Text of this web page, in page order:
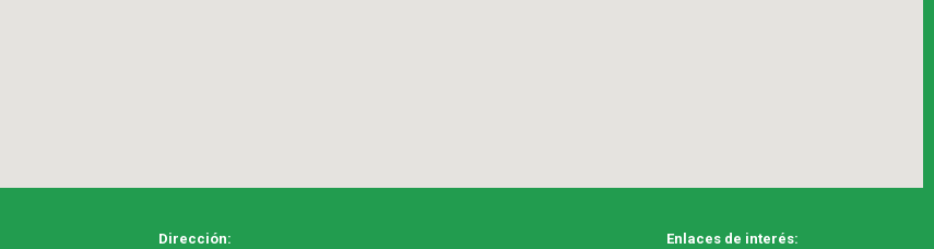
Dirección:
Enlaces de interés: